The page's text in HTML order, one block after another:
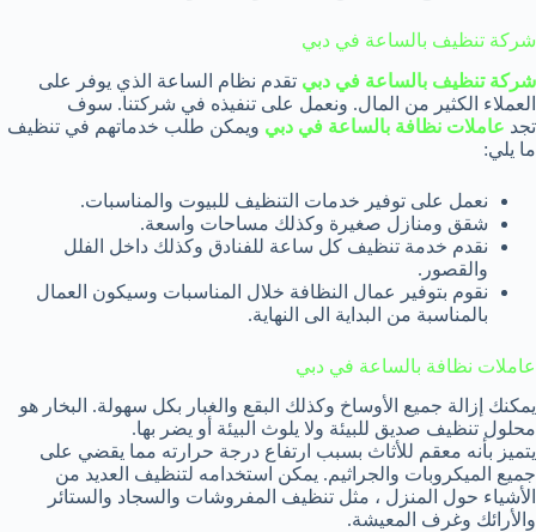
شركة تنظيف بالساعة في دبي
شركة تنظيف بالساعة في دبي تقدم نظام الساعة الذي يوفر على
العملاء الكثير من المال. ونعمل على تنفيذه في شركتنا. سوف
تجد عاملات نظافة بالساعة في دبي ويمكن طلب خدماتهم في تنظيف
ما يلي:
نعمل على توفير خدمات التنظيف للبيوت والمناسبات.
شقق ومنازل صغيرة وكذلك مساحات واسعة.
نقدم خدمة تنظيف كل ساعة للفنادق وكذلك داخل الفلل
والقصور.
نقوم بتوفير عمال النظافة خلال المناسبات وسيكون العمال
بالمناسبة من البداية الى النهاية.
عاملات نظافة بالساعة في دبي
يمكنك إزالة جميع الأوساخ وكذلك البقع والغبار بكل سهولة. البخار هو
محلول تنظيف صديق للبيئة ولا يلوث البيئة أو يضر بها.
يتميز بأنه معقم للأثاث بسبب ارتفاع درجة حرارته مما يقضي على
جميع الميكروبات والجراثيم. يمكن استخدامه لتنظيف العديد من
الأشياء حول المنزل ، مثل تنظيف المفروشات والسجاد والستائر
والأرائك وغرف المعيشة.